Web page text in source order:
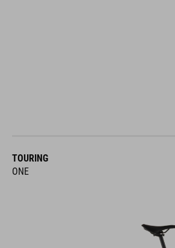
TOURING
ONE